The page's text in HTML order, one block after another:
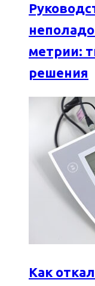
метрии:
решения
Как